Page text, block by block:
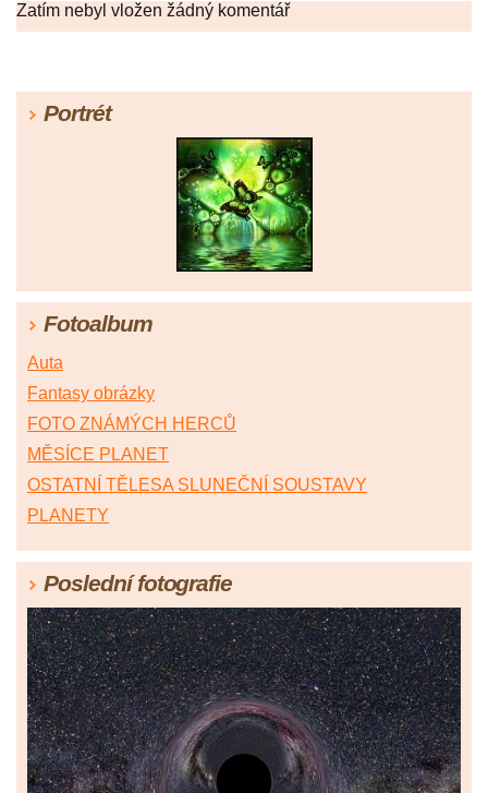
Zatím nebyl vložen žádný komentář
Portrét
Fotoalbum
Auta
Fantasy obrázky
FOTO ZNÁMÝCH HERCŮ
MĚSÍCE PLANET
OSTATNÍ TĚLESA SLUNEČNÍ SOUSTAVY
PLANETY
Poslední fotografie